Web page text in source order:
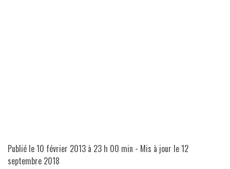
Publié le10 février 2013 à 23 h 00 min - Mis à jour le12
septembre 2018